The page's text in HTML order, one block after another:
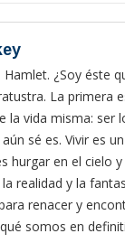
¿Soy éste
La primera
la vida misma: ser
sé es. Vivir es
hurgar en el cielo
realidad y la
renacer y
somos en